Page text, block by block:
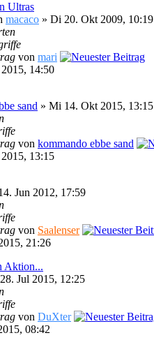
Ultras
macaco » Di 20. Okt 2009, 10:19
von mari
14:50
sand » Mi 14. Okt 2015, 13:15
von kommando ebbe sand
13:15
Jun 2012, 17:59
von Saalenser
21:26
Aktion...
Jul 2015, 12:25
von DuXter
08:42